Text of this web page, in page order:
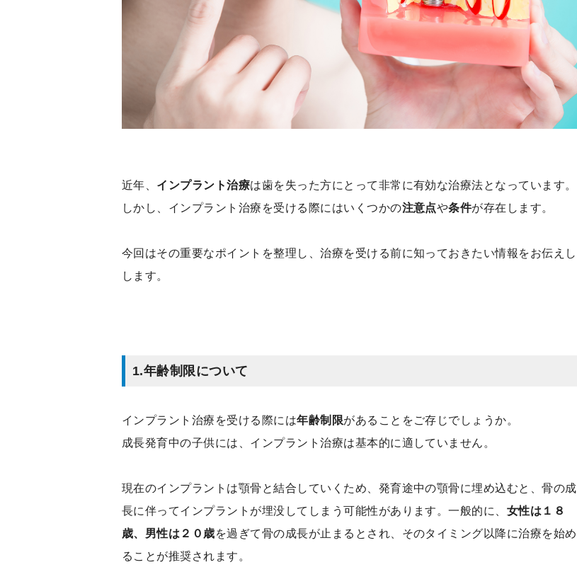
近年、 インプラント治療は歯を失った方にとって非常に有効な治療法となっています。
しかし、インプラント治療を受ける際にはいくつかの注意点や条件が存在します。
今回はその重要なポイントを整理し、治療を受ける前に知っておきたい情報をお伝えし
します。
1.年齢制限について
インプラント治療を受ける際には年齢制限があることをご存じでしょうか。
成長発育中の子供には、インプラント治療は基本的に適していません。
現在のインプラントは顎骨と結合していくため、発育途中の顎骨に埋め込むと、骨の成
長に伴ってインプラントが埋没してしまう可能性があります。一般的に、 女性は１８
歳、男性は２０歳を過ぎて骨の成長が止まるとされ、そのタイミング以降に治療を始め
ることが推奨されます。